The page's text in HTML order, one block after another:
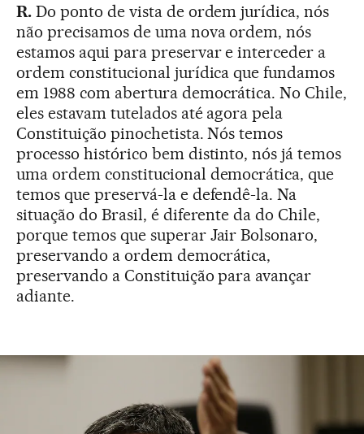
R. Do ponto de vista de ordem jurídica, nós
não precisamos de uma nova ordem, nós
estamos aqui para preservar e interceder a
ordem constitucional jurídica que fundamos
em 1988 com abertura democrática. No Chile,
eles estavam tutelados até agora pela
Constituição pinochetista. Nós temos
processo histórico bem distinto, nós já temos
uma ordem constitucional democrática, que
temos que preservá-la e defendê-la. Na
situação do Brasil, é diferente da do Chile,
porque temos que superar Jair Bolsonaro,
preservando a ordem democrática,
preservando a Constituição para avançar
adiante.